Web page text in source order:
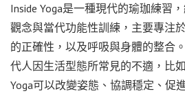
Inside Yoga是一種現代的瑜珈練習
觀念與當代功能性訓練，主要專注
的正確性，以及呼吸與身體的整合
代人因生活型態所常見的不適，比
Yoga可以改變姿態、協調穩定、促